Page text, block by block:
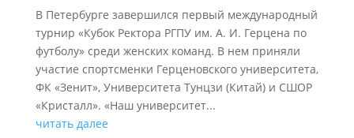
В Петербурге завершился первый международный
турнир «Кубок Ректора РГПУ им. А. И. Герцена по
футболу» среди женских команд. В нем приняли
участие спортсменки Герценовского университета,
ФК «Зенит», Университета Тунцзи (Китай) и СШОР
«Кристалл». «Наш университет...
читать далее